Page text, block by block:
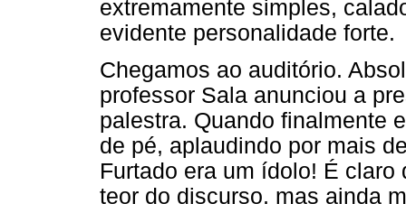
extremamente simples,
evidente personalidade forte.
Chegamos ao auditório.
professor Sala anunciou a
palestra. Quando finalmente
de pé, aplaudindo por mais
Furtado era um ídolo! É
teor do discurso, mas ainda